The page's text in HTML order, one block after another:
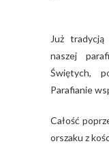
Już tradycją stało się, że 31 października w
naszej
Świętych,
Parafianie
Całość
orszaku z